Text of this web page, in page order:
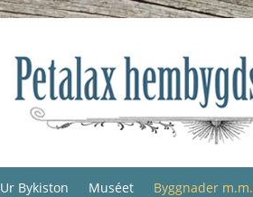
Ur Bykiston Muséet Byggnader m.m.